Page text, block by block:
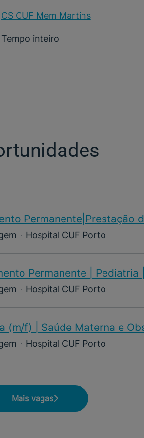
CS CUF Mem Martins
Tempo inteiro
Permanente|Prestação
· Hospital CUF Porto
Permanente | Pediatria
· Hospital CUF Porto
(m/f)​ | Saúde Materna e
· Hospital CUF Porto
Mais vagas